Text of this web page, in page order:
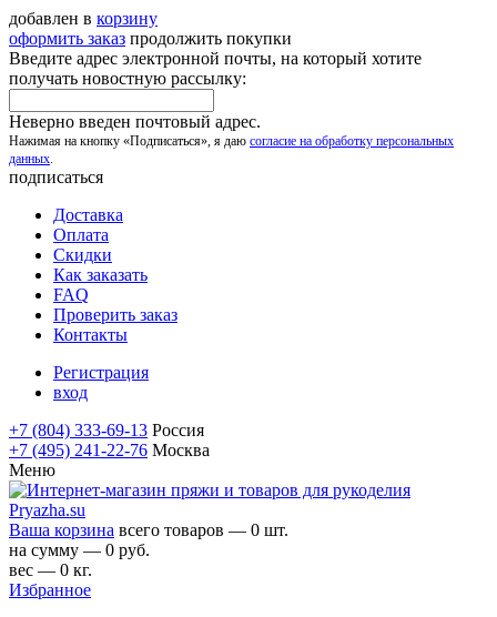
добавлен в корзину
оформить заказ продолжить покупки
Введите адрес электронной почты, на который хотите
получать новостную рассылку:
Неверно введен почтовый адрес.
Нажимая на кнопку «Подписаться», я даю согласие на обработку персональных
данных.
подписаться
Доставка
Оплата
Скидки
Как заказать
FAQ
Проверить заказ
Контакты
Регистрация
вход
+7 (804) 333-69-13 Россия
+7 (495) 241-22-76 Москва
Меню
Ваша корзина всего товаров — 0 шт.
на сумму — 0 руб.
вес — 0 кг.
Избранное